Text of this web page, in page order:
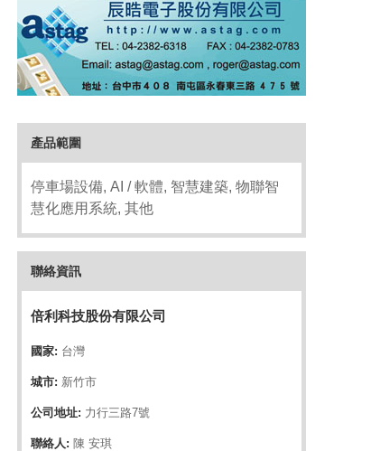
產品範圍
停車場設備, AI / 軟體, 智慧建築, 物聯智
慧化應用系統, 其他
聯絡資訊
倍利科技股份有限公司
國家: 台灣
城市: 新竹市
公司地址: 力行三路7號
聯絡人: 陳 安琪